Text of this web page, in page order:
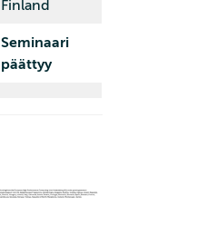
Finland
Seminaari
päättyy